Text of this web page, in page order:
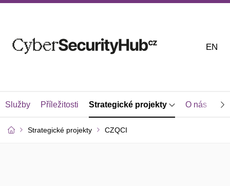
EN
Služby Příležitosti Strategické projekty O nás
Strategické projekty CZQCI